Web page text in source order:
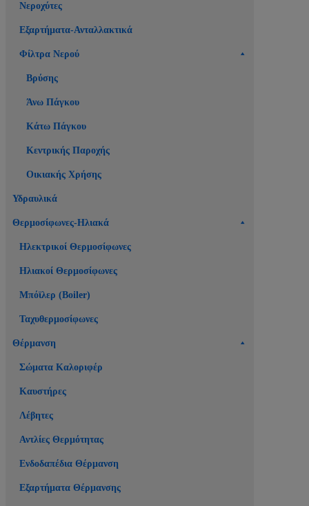
Νεροχύτες
Εξαρτήματα-Ανταλλακτικά
Φίλτρα Νερού
Βρύσης
Άνω Πάγκου
Κάτω Πάγκου
Κεντρικής Παροχής
Οικιακής Χρήσης
Υδραυλικά
Θερμοσίφωνες-Ηλιακά
Ηλεκτρικοί Θερμοσίφωνες
Ηλιακοί Θερμοσίφωνες
Μπόϊλερ (Boiler)
Ταχυθερμοσίφωνες
Θέρμανση
Σώματα Καλοριφέρ
Καυστήρες
Λέβητες
Αντλίες Θερμότητας
Ενδοδαπέδια Θέρμανση
Εξαρτήματα Θέρμανσης